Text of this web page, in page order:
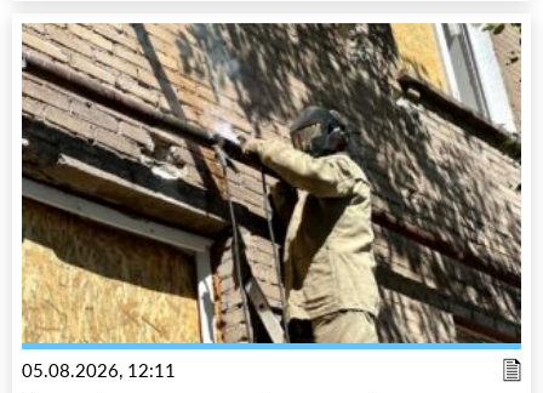
05.08.2026, 12:11